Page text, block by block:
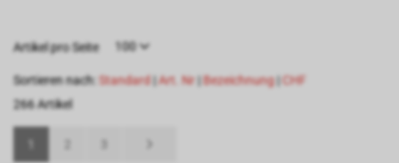
Artikel pro Seite 100
Sortieren nach: Standard |Art. Nr Bezeichnung| CHF
266 Artikel